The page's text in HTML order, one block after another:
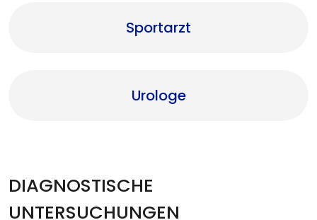
Sportarzt
Urologe
DIAGNOSTISCHE
UNTERSUCHUNGEN